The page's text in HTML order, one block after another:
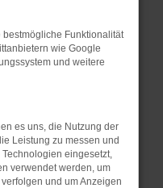
und deine
Beispiel deine
Werbeblocker,
Seiten
Seite in einem
privaten
Funktionalität
wie Google
und weitere
es uns, die Nutzung der
Leistung zu messen und
eingesetzt,
verwendet werden, um
und um Anzeigen